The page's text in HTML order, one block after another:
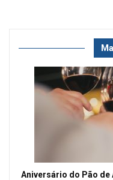
Aniversário do Pão